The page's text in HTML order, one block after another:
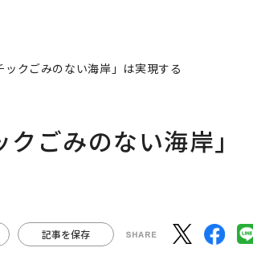
クごみのない海岸」は実現する
ごみのない海岸」
記事を保存